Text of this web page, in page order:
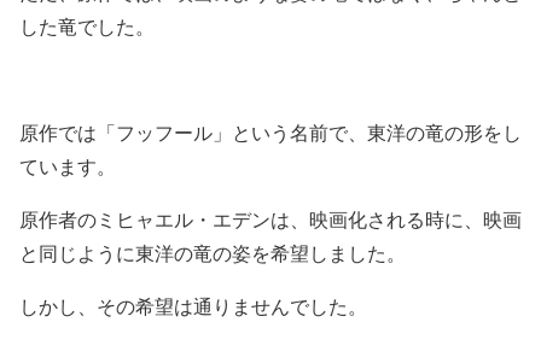
した竜でした。
原作では 「フッフール」 という名前で、東洋の竜の形をし
ています。
原作者のミヒャエル・エデンは、映画化される時に、映画
と同じように東洋の竜の姿を希望しました。
しかし、 その希望は通りませんでした。